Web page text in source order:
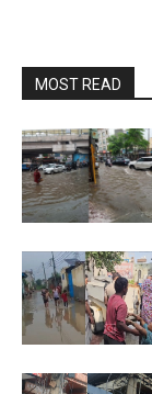
MOST READ